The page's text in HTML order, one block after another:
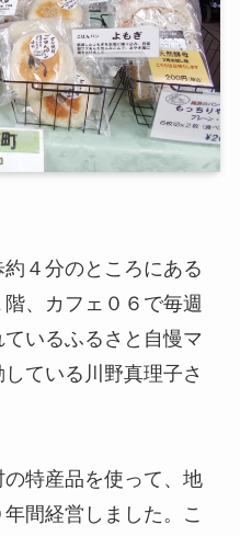
４分のところにある
、カフェ０６で毎週
いるふるさと自慢マ
ている川野真理子さ
の特産品を使って、地
間経営しました。こ